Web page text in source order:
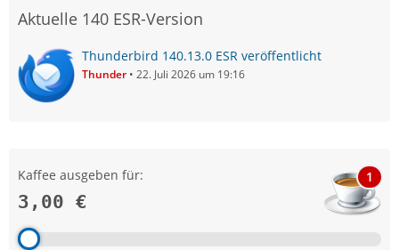
Aktuelle 140 ESR-Version
Thunderbird 140.13.0 ESR veröffentlicht
Thunder 22. Juli 2026 um 19:16
Kaffee ausgeben für:
3,00 €
1